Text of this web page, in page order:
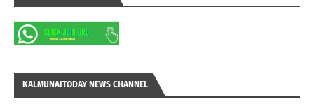
KALMUNAITODAY NEWS CHANNEL